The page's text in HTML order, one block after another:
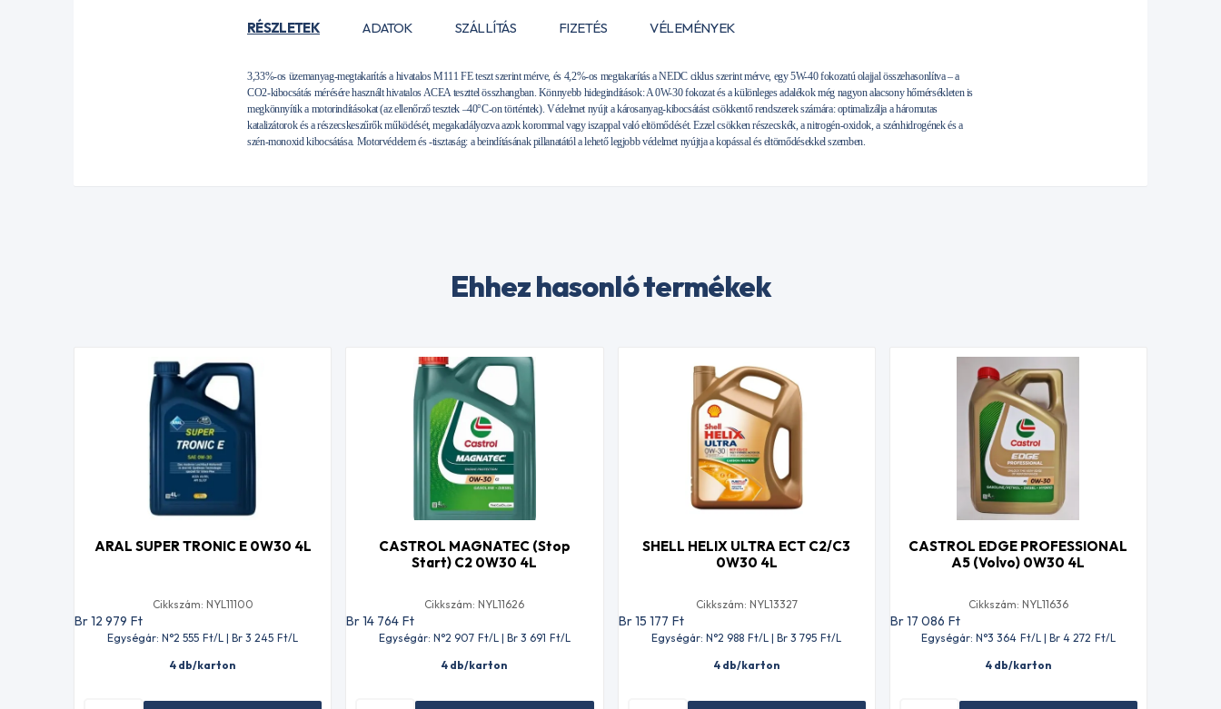
RÉSZLETEK ADATOK SZÁLLÍTÁS FIZETÉS VÉLEMÉNYEK
3,33%-os üzemanyag-megtakarítás a hivatalos M111 FE teszt szerint mérve, és 4,2%-os megtakarítás a NEDC ciklus szerint mérve, egy 5W-40 fokozatú olajjal összehasonlítva – a
CO2-kibocsátás mérésére használt hivatalos ACEA teszttel összhangban. Könnyebb hidegindítások: A 0W-30 fokozat és a különleges adalékok még nagyon alacsony hőmérsékleten is
megkönnyítik a motorindításokat (az ellenőrző tesztek –40°C-on történtek). Védelmet nyújt a károsanyag-kibocsátást csökkentő rendszerek számára: optimalizálja a háromutas
katalizátorok és a részecskeszűrők működését, megakadályozva azok korommal vagy iszappal való eltömődését. Ezzel csökken részecskék, a nitrogén-oxidok, a szénhidrogének és a
szén-monoxid kibocsátása. Motorvédelem és -tisztaság: a beindításának pillanatától a lehető legjobb védelmet nyújtja a kopással és eltömődésekkel szemben.
Ehhez hasonló termékek
ARAL SUPER TRONIC E 0W30 4L
Cikkszám: NYL11100
Br 12 979 Ft
Egységár: N°2 555 Ft/L | Br 3 245 Ft/L
4 db/karton
CASTROL MAGNATEC (Stop
Start) C2 0W30 4L
Cikkszám: NYL11626
Br 14 764 Ft
Egységár: N°2 907 Ft/L | Br 3 691 Ft/L
4 db/karton
SHELL HELIX ULTRA ECT C2/C3
0W30 4L
Cikkszám: NYL13327
Br 15 177 Ft
Egységár: N°2 988 Ft/L | Br 3 795 Ft/L
4 db/karton
CASTROL EDGE PROFESSIONAL
A5 (Volvo) 0W30 4L
Cikkszám: NYL11636
Br 17 086 Ft
Egységár: N°3 364 Ft/L | Br 4 272 Ft/L
4 db/karton